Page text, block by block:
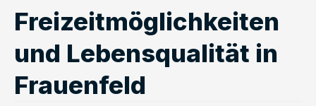
Freizeitmöglichkeiten
und Lebensqualität in
Frauenfeld